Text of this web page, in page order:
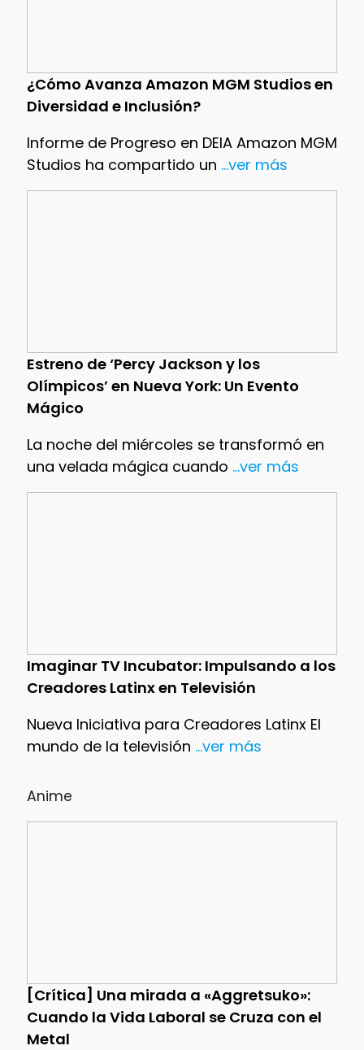
¿Cómo Avanza Amazon MGM Studios en
Diversidad e Inclusión?
Informe de Progreso en DEIA Amazon MGM
Studios ha compartido un ...ver más
Estreno de ‘Percy Jackson y los
Olímpicos’ en Nueva York: Un Evento
Mágico
La noche del miércoles se transformó en
una velada mágica cuando ...ver más
Imaginar TV Incubator: Impulsando a los
Creadores Latinx en Televisión
Nueva Iniciativa para Creadores Latinx El
mundo de la televisión ...ver más
Anime
[Crítica] Una mirada a «Aggretsuko»:
Cuando la Vida Laboral se Cruza con el
Metal